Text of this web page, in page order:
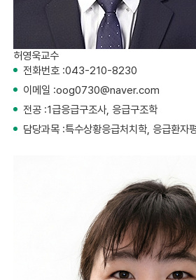
허영욱교수
전화번호 :043-210-8230
이메일 :oog0730@naver.com
전공 :1급응급구조사, 응급구조학
담당과목 :특수상황응급처치학, 응급환자